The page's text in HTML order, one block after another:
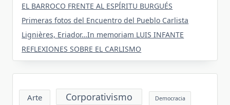
EL BARROCO FRENTE AL ESPÍRITU BURGUÉS
Primeras fotos del Encuentro del Pueblo Carlista
Lignières, Eriador…In memoriam LUIS INFANTE
REFLEXIONES SOBRE EL CARLISMO
Arte Corporativismo Democracia